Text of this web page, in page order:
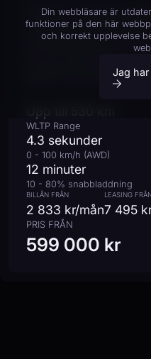
Din webbläsare är
funktioner på den här
och korrekt upplevelse
Jag
XPENG P7+ definierar om
kombinera sportig fastback-
kombi. Med fokus på
energiförbrukning och en
arkitekturen laddar du
långresa bekymmersfri.
WLTP Range
4.3 sekunder
0 - 100 km/h (AWD)
12 minuter
10 - 80% snabbladdning
BILLÅN FRÅN
2 833 kr/mån
LEASING
7 495
PRIS FRÅN
599 000 kr